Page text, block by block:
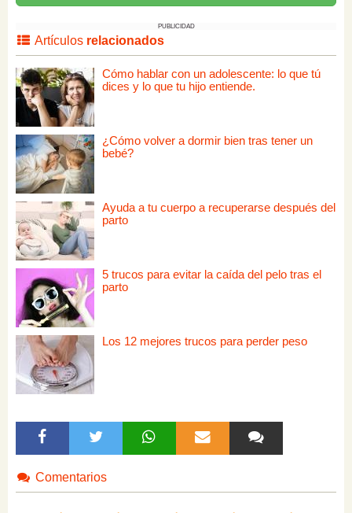
PUBLICIDAD
Artículos relacionados
Cómo hablar con un adolescente: lo que tú
dices y lo que tu hijo entiende.
¿Cómo volver a dormir bien tras tener un
bebé?
Ayuda a tu cuerpo a recuperarse después del
parto
5 trucos para evitar la caída del pelo tras el
parto
Los 12 mejores trucos para perder peso
Comentarios